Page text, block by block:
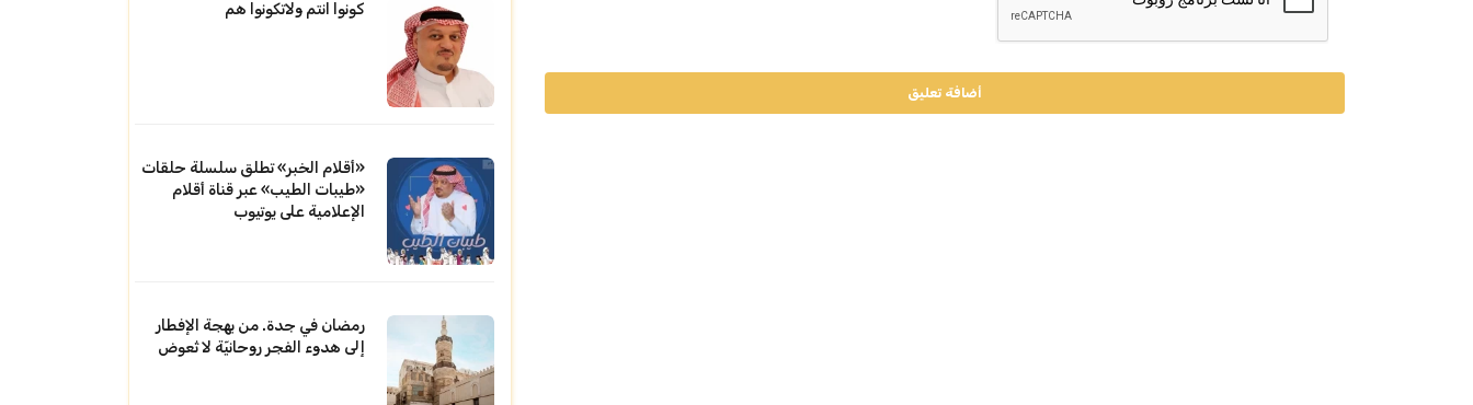
أضافة تعليق
كونوا انتم ولاتكونوا هم
«أقلام الخبر» تطلق سلسلة حلقات
«طيبات الطيب» عبر قناة أقلام
الإعلامية على يوتيوب
رمضان في جدة. من بهجة الإفطار
إلى هدوء الفجر روحانيّة لا تُعوض